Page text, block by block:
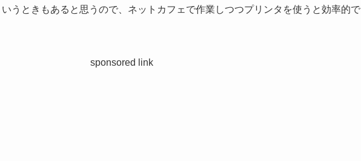
うときもあると思うので、ネットカフェで作業しつつプリンタを使うと効率的で
sponsored link